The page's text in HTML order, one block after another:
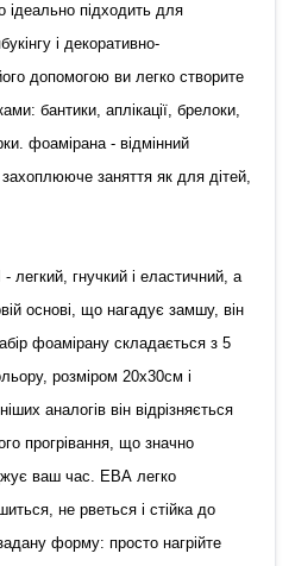
ідеально підходить для
і декоративно-
допомогою ви легко створите
бантики, аплікації, брелоки,
фоамірана - відмінний
заняття як для дітей,
легкий, гнучкий і еластичний, а
основі, що нагадує замшу, він
фоамірану складається з 5
розміром 20х30см і
аналогів він відрізняється
прогрівання, що значно
ваш час. ЕВА легко
не рветься і стійка до
форму: просто нагрійте